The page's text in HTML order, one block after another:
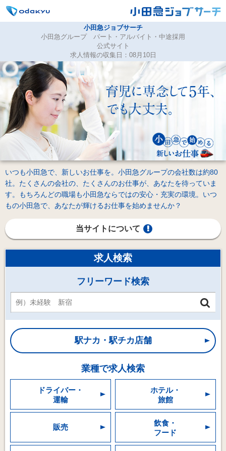
小田急ジョブサーチ
小田急グループ パート・アルバイト・中途採用
公式サイト
求人情報の収集日：08月10日
いつも小田急で、新しいお仕事を。小田急グループの会社数は約80
社。たくさんの会社の、たくさんのお仕事が、あなたを待っていま
す。もちろんどの職場も小田急ならではの安心・充実の環境。いつ
もの小田急で、あなたが輝けるお仕事を始めませんか？
当サイトについて
求人検索
フリーワード検索
駅ナカ・駅チカ店舗
業種で求人検索
ドライバー・
運輸
ホテル・
旅館
販売
飲食・
フード